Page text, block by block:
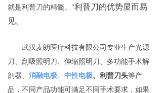
就是利普刀的精髓。"利普刀的优势显而易
见。
武汉麦朗医疗科技有限公司专业生产光源
刀、刮吸照明刀、伸缩照明刀、多功能手术解
剖器、 消融电极 中性电极、利普刀头等产
品，不同产品功能可满足不同手术要求，如果